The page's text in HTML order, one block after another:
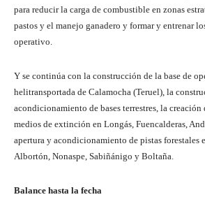
para reducir la carga de combustible en zonas
pastos y el manejo ganadero y formar y entrenar
operativo.
Y se continúa con la construcción de la base de
helitransportada de Calamocha (Teruel), la
acondicionamiento de bases terrestres, la creación
medios de extinción en Longás, Fuencalderas,
apertura y acondicionamiento de pistas forestales
Albortón, Nonaspe, Sabiñánigo y Boltaña.
Balance hasta la fecha